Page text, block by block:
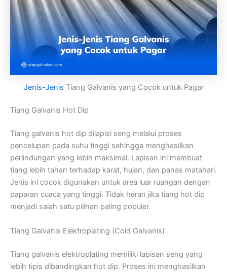
Jenis-Jenis Tiang Galvanis yang Cocok untuk Pagar
Tiang Galvanis Hot Dip
Tiang galvanis hot dip dilapisi seng melalui proses
pencelupan pada suhu tinggi sehingga menghasilkan
perlindungan yang lebih maksimal. Lapisan ini membuat
tiang lebih tahan terhadap karat, hujan, dan panas matahari.
Jenis ini cocok digunakan untuk area luar ruangan dengan
paparan cuaca yang tinggi. Tidak heran jika tiang hot dip
menjadi salah satu pilihan paling populer.
Tiang Galvanis Elektroplating (Cold Galvanis)
Tiang galvanis elektroplating memiliki lapisan seng yang
lebih tipis dibandingkan hot dip. Proses ini menghasilkan